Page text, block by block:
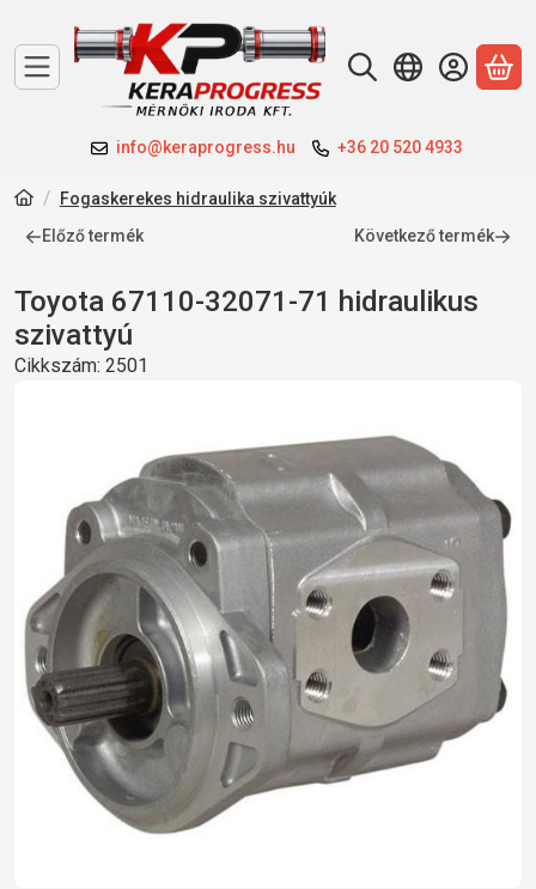
info@keraprogress.hu +36 20 520 4933
A
Fogaskerekes hidraulika szivattyúk
Előző termék
Következő termék
Toyota 67110-32071-71 hidraulikus
szivattyú
Cikkszám: 2501